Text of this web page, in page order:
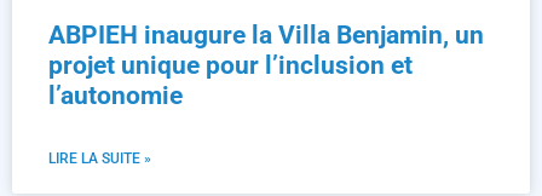
ABPIEH inaugure la Villa Benjamin, un
projet unique pour l’inclusion et
l’autonomie
LIRE LA SUITE »